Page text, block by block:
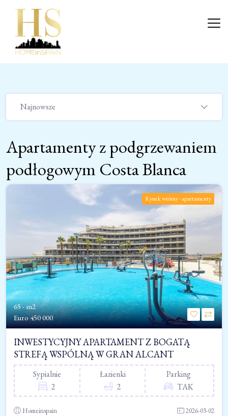
Najnowsze
Apartamenty z podgrzewaniem
podłogowym Costa Blanca
Rynek wtórny - apartamenty
65 - m2
Euro450 000
INWESTYCYJNY APARTAMENT Z BOGATĄ
STREFĄ WSPÓLNĄ W GRAN ALCANT
Sypialnie
2
Łazienki
2
Parking
TAK
Homeinspain 2026-03-02